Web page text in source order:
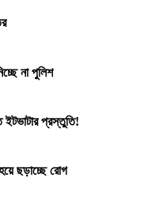
না পুলিশ
প্রস্তুতি!
ছড়াচ্ছে রোগ